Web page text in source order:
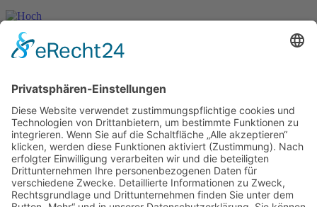
Wir über uns
Download
Details
Organigramm der AWO-Offenbach Stadt
Download
Details
Satzung der Arbeiterwohlfahrt Kreisverband Offenbach
Download
Details